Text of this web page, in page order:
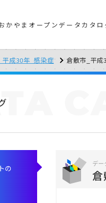
かやまオープンデータカタロ
平成30年_感染症 倉敷市_平成
デー
の